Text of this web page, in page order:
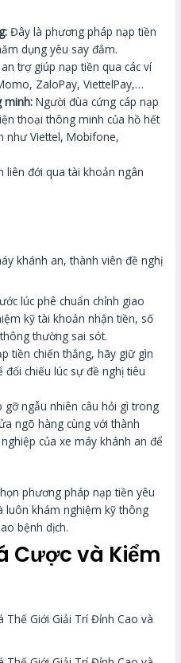
Đây là phương pháp nạp tiền
dụng yêu say đắm.
trợ giúp nạp tiền qua các ví
ZaloPay, ViettelPay,…
minh: Người đùa cứng cáp nạp
thoại thông minh của hồ hết
như Viettel, Mobifone,
liên đới qua tài khoản ngân
khánh an, thành viên đề nghị
lúc phê chuẩn chỉnh giao
kỹ tài khoản nhận tiền, số
thường sai sót.
tiền chiến thắng, hãy giữ gìn
chiếu lúc sự đề nghị tiêu
gỡ ngẫu nhiên câu hỏi gì trong
ngõ hàng cùng với thành
của xe máy khánh an để
phương pháp nạp tiền yêu
luôn khám nghiệm kỹ thông
bệnh dịch.
Cược và Kiểm